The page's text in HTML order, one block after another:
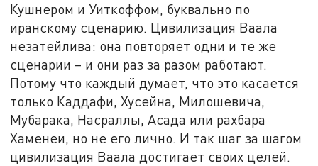
Кушнером и Уиткоффом, буквально по
иранскому сценарию. Цивилизация Ваала
незатейлива: она повторяет одни и те же
сценарии – и они раз за разом работают.
Потому что каждый думает, что это касается
только Каддафи, Хусейна, Милошевича,
Мубарака, Насраллы, Асада или рахбара
Хаменеи, но не его лично. И так шаг за шагом
цивилизация Ваала достигает своих целей.